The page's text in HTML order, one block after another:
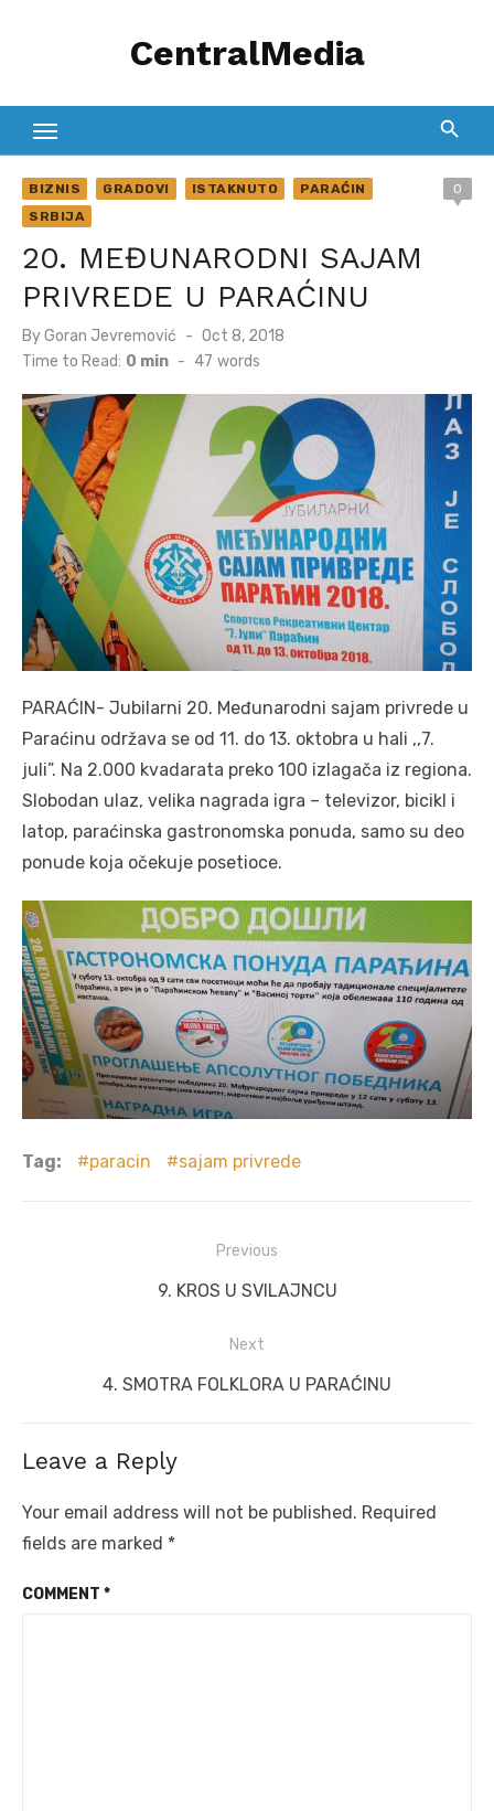
CentralMedia
BIZNIS GRADOVI ISTAKNUTO
PARAĆIN
SRBIJA
0
20. MEĐUNARODNI SAJAM
PRIVREDE U PARAĆINU
ByGoran Jevremović
Posted
on
Oct 8, 2018
Time to Read: 0 min - 47 words
PARAĆIN- Jubilarni 20. Međunarodni sajam privrede u
Paraćinu održava se od 11. do 13. oktobra u hali ,,7.
juli”. Na 2.000 kvadarata preko 100 izlagača iz regiona.
Slobodan ulaz, velika nagrada igra – televizor, bicikl i
latop, paraćinska gastronomska ponuda, samo su deo
ponude koja očekuje posetioce.
Tag: paracin sajam privrede
Previous
Previous
9. KROS U SVILAJNCU
Next
Next
4. SMOTRA FOLKLORA U PARAĆINU
Leave a Reply
Your email address will not be published. Required
fields are marked *
COMMENT *